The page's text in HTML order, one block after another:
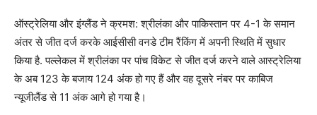
ऑस्ट्रेलिया और इंग्लैंड ने क्रमश: श्रीलंका और पाकिस्तान पर 4-1 के समान
अंतर से जीत दर्ज करके आईसीसी वनडे टीम रैंकिंग में अपनी स्थिति में सुधार
किया है. पल्लेकल में श्रीलंका पर पांच विकेट से जीत दर्ज करने वाले आस्ट्रेलिया
के अब 123 के बजाय 124 अंक हो गए हैं और वह दूसरे नंबर पर काबिज
न्यूजीलैंड से 11 अंक आगे हो गया है।